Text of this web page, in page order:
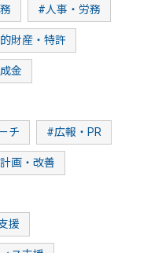
#人事・労務
財産・特許
金
チ #広報・PR
画・改善
援